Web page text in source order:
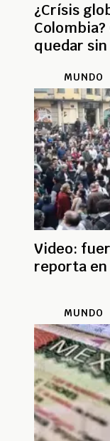
¿Crísis
Colombia?
quedar
MUNDO
Video:
reporta en
MUNDO